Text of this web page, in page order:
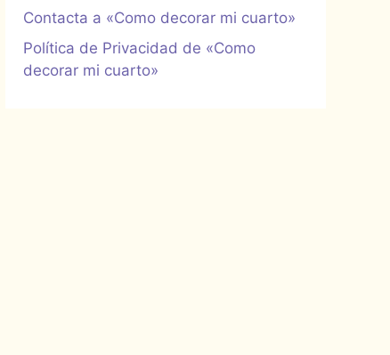
Contacta a «Como decorar mi cuarto»
Política de Privacidad de «Como
decorar mi cuarto»